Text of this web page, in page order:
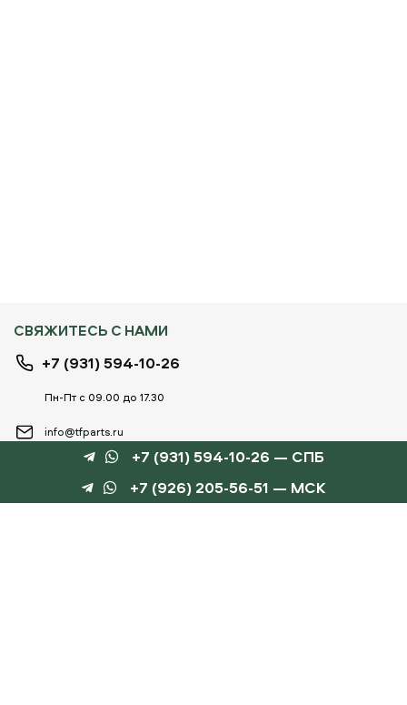
СВЯЖИТЕСЬ С НАМИ
+7 (931) 594-10-26
Пн-Пт с 09.00 до 17.30
info@tfparts.ru
ТЕХНОБОКС
+7 (931) 594-10-26 — СПБ
+7 (926) 205-56-51 — МСК